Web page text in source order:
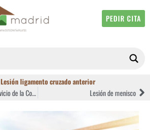
PEDIR CITA
Lesión ligamento cruzado anterior
¿Conoces el cheque servicio de la Comunidad de Madrid? Lesión de menisco